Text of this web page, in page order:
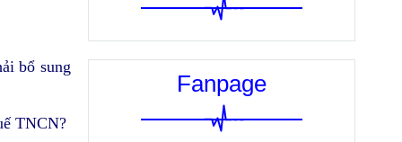
bổ sung
TNCN?
Fanpage